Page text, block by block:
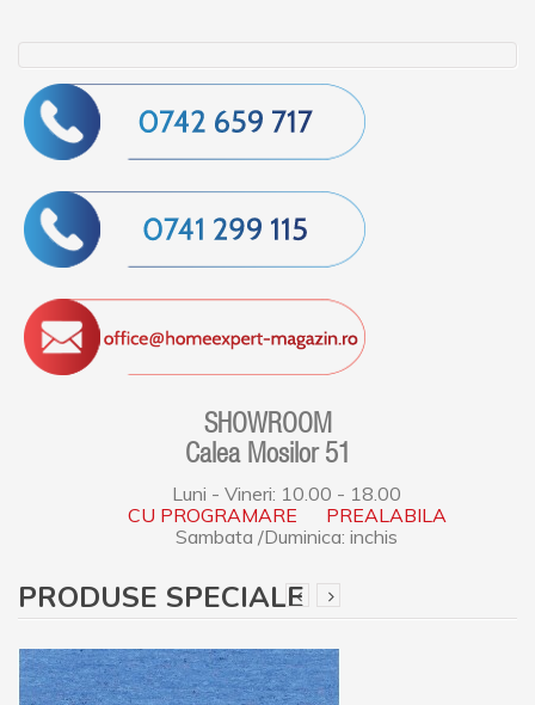
SHOWROOM
Calea Mosilor 51
Luni - Vineri: 10.00 - 18.00
CU PROGRAMARE PREALABILA
Sambata /Duminica: inchis
PRODUSE SPECIALE